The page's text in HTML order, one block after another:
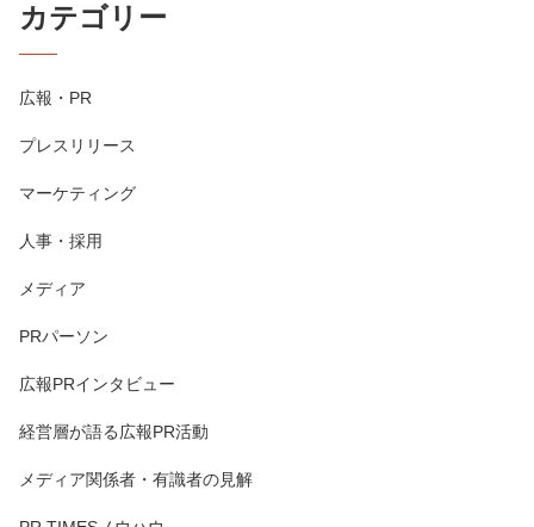
カテゴリー
広報・PR
プレスリリース
マーケティング
人事・採用
メディア
PRパーソン
広報PRインタビュー
経営層が語る広報PR活動
メディア関係者・有識者の見解